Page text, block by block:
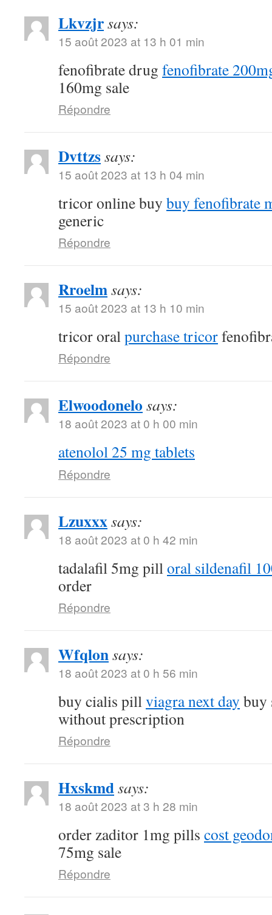
Lkvzjrsays:
15 août 2023 at 13 h 01 min
fenofibrate drug fenofibrate
160mg sale
Répondre
Dvttzssays:
15 août 2023 at 13 h 04 min
tricor online buy buy fenofibrate
generic
Répondre
Rroelmsays:
15 août 2023 at 13 h 10 min
tricor oralpurchase tricor
Répondre
Elwoodonelo says:
18 août 2023 at 0 h 00 min
atenolol 25 mg tablets
Répondre
Lzuxxxsays:
18 août 2023 at 0 h 42 min
tadalafil 5mg pilloral sildenafil
order
Répondre
Wfqlonsays:
18 août 2023 at 0 h 56 min
buy cialis pillviagra next day buy
without prescription
Répondre
Hxskmdsays:
18 août 2023 at 3 h 28 min
order zaditor 1mg pills cost
75mg sale
Répondre